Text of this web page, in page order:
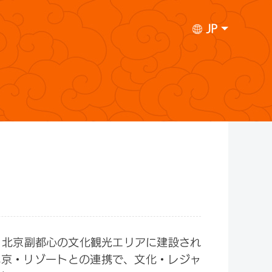
JP
京副都心の文化観光エリアに建設され
・リゾートとの連携で、文化・レジャ